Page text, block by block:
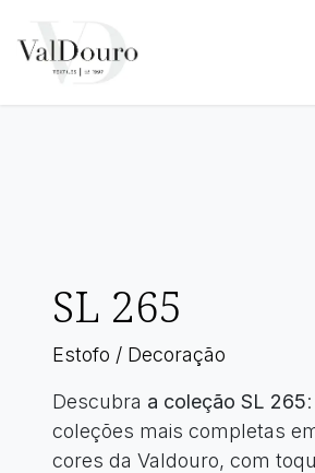
SL 265
Estofo / Decoração
Descubra a coleção SL 265
coleções mais completas
cores da Valdouro, com